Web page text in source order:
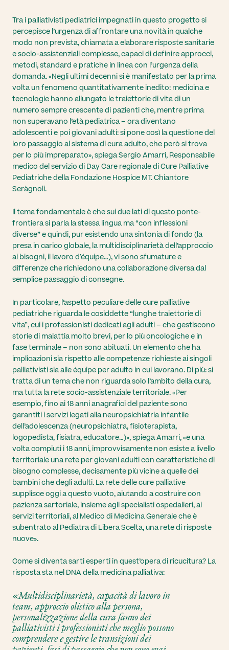
Tra i palliativisti pediatrici impegnati in questo progetto si
percepisce l’urgenza di affrontare una novità in qualche
modo non prevista, chiamata a elaborare risposte sanitarie
e socio-assistenziali complesse, capaci di definire approcci,
metodi, standard e pratiche in linea con l’urgenza della
domanda. «Negli ultimi decenni si è manifestato per la prima
volta un fenomeno quantitativamente inedito: medicina e
tecnologie hanno allungato le traiettorie di vita di un
numero sempre crescente di pazienti che, mentre prima
non superavano l’età pediatrica – ora diventano
adolescenti e poi giovani adulti: si pone così la questione del
loro passaggio al sistema di cura adulto, che però si trova
per lo più impreparato», spiega Sergio Amarri, Responsabile
medico del servizio di Day Care regionale di Cure Palliative
Pediatriche della Fondazione Hospice MT. Chiantore
Seràgnoli.
Il tema fondamentale è che sui due lati di questo ponte-
frontiera si parla la stessa lingua ma “con inflessioni
diverse” e quindi, pur esistendo una sintonia di fondo (la
presa in carico globale, la multidisciplinarietà dell’approccio
ai bisogni, il lavoro d’équipe…), vi sono sfumature e
differenze che richiedono una collaborazione diversa dal
semplice passaggio di consegne.
In particolare, l’aspetto peculiare delle cure palliative
pediatriche riguarda le cosiddette “lunghe traiettorie di
vita”, cui i professionisti dedicati agli adulti – che gestiscono
storie di malattia molto brevi, per lo più oncologiche e in
fase terminale – non sono abituati. Un elemento che ha
implicazioni sia rispetto alle competenze richieste ai singoli
palliativisti sia alle équipe per adulto in cui lavorano. Di più: si
tratta di un tema che non riguarda solo l’ambito della cura,
ma tutta la rete socio-assistenziale territoriale. «Per
esempio, fino ai 18 anni anagrafici del paziente sono
garantiti i servizi legati alla neuropsichiatria infantile
dell’adolescenza (neuropsichiatra, fisioterapista,
logopedista, fisiatra, educatore…)», spiega Amarri, «e una
volta compiuti i 18 anni, improvvisamente non esiste a livello
territoriale una rete per giovani adulti con caratteristiche di
bisogno complesse, decisamente più vicine a quelle dei
bambini che degli adulti. La rete delle cure palliative
supplisce oggi a questo vuoto, aiutando a costruire con
pazienza sartoriale, insieme agli specialisti ospedalieri, ai
servizi territoriali, al Medico di Medicina Generale che è
subentrato al Pediatra di Libera Scelta, una rete di risposte
nuove».
Come si diventa sarti esperti in quest’opera di ricucitura? La
risposta sta nel DNA della medicina palliativa:
«Multidisciplinarietà, capacità di lavoro in
team, approccio olistico alla persona,
personalizzazione della cura fanno dei
palliativisti i professionisti che meglio possono
comprendere e gestire le transizioni dei